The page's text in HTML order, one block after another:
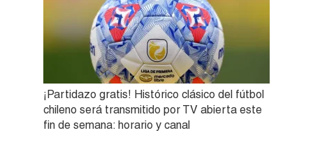
¡Partidazo gratis! Histórico clásico del fútbol
chileno será transmitido por TV abierta este
fin de semana: horario y canal